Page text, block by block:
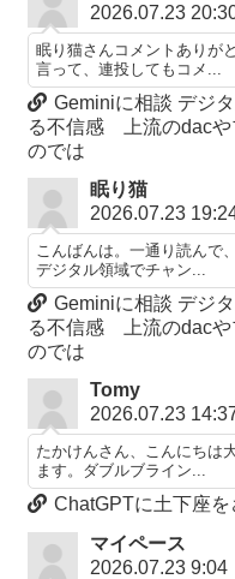
2026.07.23
眠り猫さんコメントありが
言って、連投してもコメ...
Geminiに相談 デジ
る不信感 上流のdacや
のでは
眠り猫
2026.07.23
こんばんは。一通り読んで
デジタル領域でチャン...
Geminiに相談 デジ
る不信感 上流のdacや
のでは
Tomy
2026.07.23
たかけんさん、こんにちは
ます。ダブルブライン...
ChatGPTに土下座を
マイペース
2026.07.23 9:04